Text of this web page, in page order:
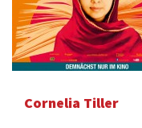
Cornelia Tiller